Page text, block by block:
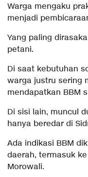
Warga mengaku
menjadi
Yang paling
petani.
Di saat kebutuhan
warga justru sering
mendapatkan BBM
Di sisi lain, muncul
hanya beredar di
Ada indikasi BBM
daerah, termasuk
Morowali.